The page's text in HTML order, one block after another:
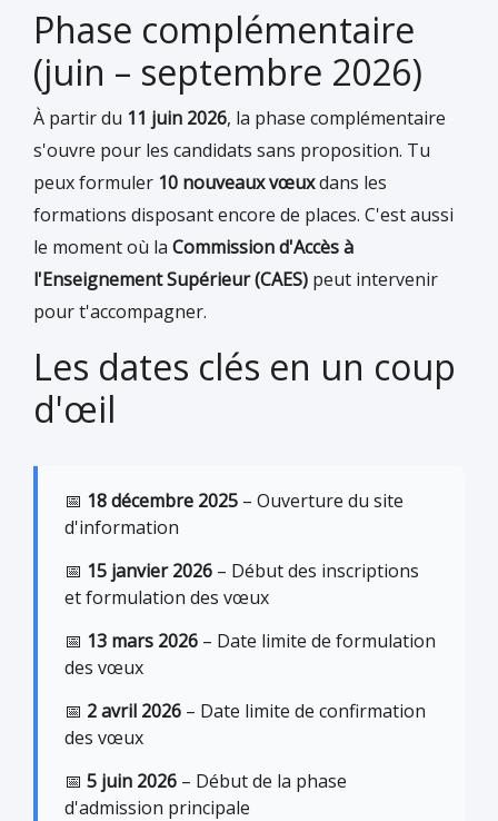
Phase complémentaire
(juin – septembre 2026)
À partir du 11 juin 2026, la phase complémentaire
s'ouvre pour les candidats sans proposition. Tu
peux formuler 10 nouveaux vœuxdans les
formations disposant encore de places. C'est aussi
le moment où la Commission d'Accès à
l'Enseignement Supérieur (CAES) peut intervenir
pour t'accompagner.
Les dates clés en un coup
d'œil
📅 18 décembre 2025 – Ouverture du site
d'information
📅 15 janvier 2026 – Début des inscriptions
et formulation des vœux
📅 13 mars 2026 – Date limite de formulation
des vœux
📅 2 avril 2026 – Date limite de confirmation
des vœux
📅 5 juin 2026 – Début de la phase
d'admission principale